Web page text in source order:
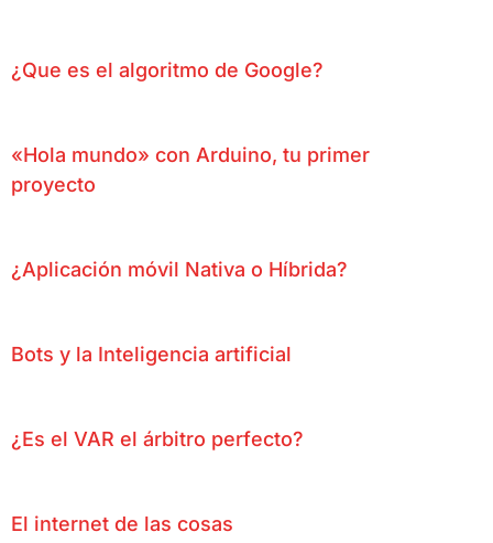
¿Que es el algoritmo de Google?
«Hola mundo» con Arduino, tu primer
proyecto
¿Aplicación móvil Nativa o Híbrida?
Bots y la Inteligencia artificial
¿Es el VAR el árbitro perfecto?
El internet de las cosas